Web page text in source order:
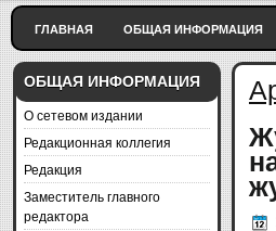
ГЛАВНАЯ ОБЩАЯ ИНФОРМАЦИЯ
ОБЩАЯ ИНФОРМАЦИЯ
О сетевом издании
Редакционная коллегия
Редакция
Заместитель главного
редактора